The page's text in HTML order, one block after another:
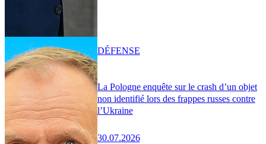
La Pologne enquête sur le crash d’un objet
non identifié lors des frappes russes contre
l’Ukraine
30.07.2026
DÉFENSE